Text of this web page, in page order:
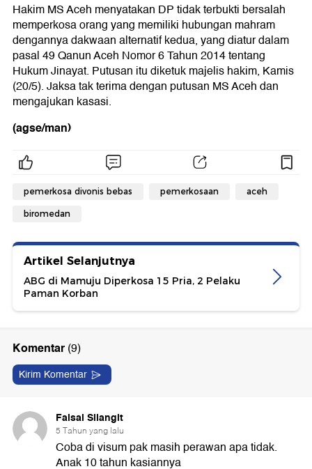
Hakim MS Aceh menyatakan DP tidak terbukti bersalah
memperkosa orang yang memiliki hubungan mahram
dengannya dakwaan alternatif kedua, yang diatur dalam
pasal 49 Qanun Aceh Nomor 6 Tahun 2014 tentang
Hukum Jinayat. Putusan itu diketuk majelis hakim, Kamis
(20/5). Jaksa tak terima dengan putusan MS Aceh dan
mengajukan kasasi.
(agse/man)
pemerkosa divonis bebas pemerkosaan aceh
biromedan
Artikel Selanjutnya
ABG di Mamuju Diperkosa 15 Pria, 2 Pelaku
Paman Korban